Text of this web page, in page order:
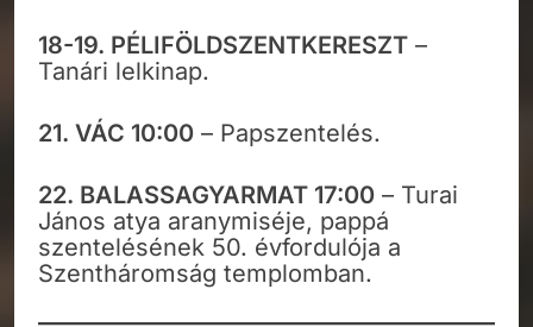
18-19. PÉLIFÖLDSZENTKERESZT –
Tanári lelkinap.
21. VÁC 10:00 – Papszentelés.
22. BALASSAGYARMAT 17:00 – Turai
János atya aranymiséje, pappá
szentelésének 50. évfordulója a
Szentháromság templomban.